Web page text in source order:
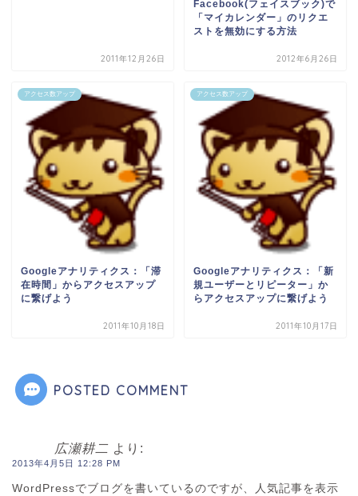
2011年12月26日
Facebook(フェイスブック)で
「マイカレンダー」のリクエ
ストを無効にする方法
2012年6月26日
アクセス数アップ
Googleアナリティクス：「滞
在時間」からアクセスアップ
に繋げよう
2011年10月18日
アクセス数アップ
Googleアナリティクス：「新
規ユーザーとリピーター」か
らアクセスアップに繋げよう
2011年10月17日
POSTED COMMENT
広瀬耕二 より:
2013年4月5日 12:28 PM
WordPressでブログを書いているのですが、人気記事を表示